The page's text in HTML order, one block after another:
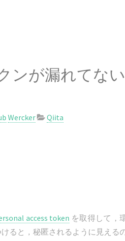
ンが漏れてな
Wercker Qiita
access token を取得して，
ると，秘匿されるように見える